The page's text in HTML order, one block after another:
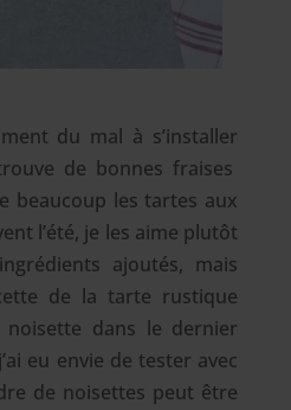
du mal à s’installer
de bonnes fraises
beaucoup les tartes aux
l’été, je les aime plutôt
ajoutés, mais
de la tarte rustique
dans le dernier
eu envie de tester avec
de noisettes peut être